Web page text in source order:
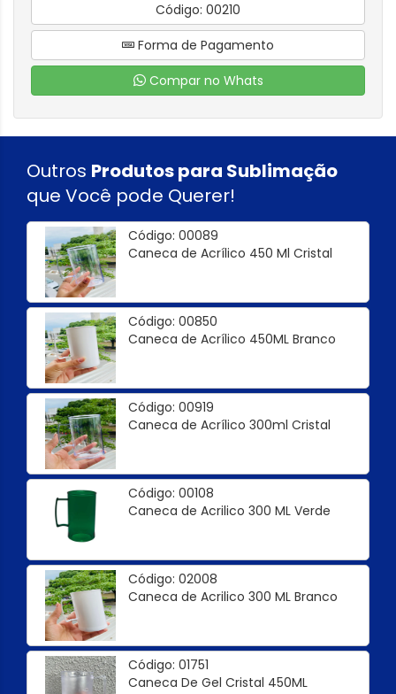
Código: 00210
Forma de Pagamento
Compar no Whats
Outros Produtos para Sublimação
que Você pode Querer!
Código: 00089
Caneca de Acrílico 450 Ml Cristal
Código: 00850
Caneca de Acrílico 450ML Branco
Código: 00919
Caneca de Acrílico 300ml Cristal
Código: 00108
Caneca de Acrilico 300 ML Verde
Código: 02008
Caneca de Acrilico 300 ML Branco
Código: 01751
Caneca De Gel Cristal 450ML